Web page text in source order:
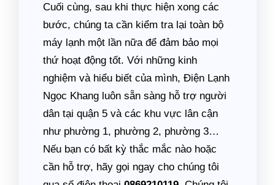
Cuối cùng, sau khi thực hiện xong các
bước, chúng ta cần kiểm tra lại toàn bộ
máy lạnh một lần nữa để đảm bảo mọi
thứ hoạt động tốt. Với những kinh
nghiệm và hiểu biết của mình, Điện Lạnh
Ngọc Khang luôn sẵn sàng hỗ trợ người
dân tại quận 5 và các khu vực lân cận
như phường 1, phường 2, phường 3…
Nếu bạn có bất kỳ thắc mắc nào hoặc
cần hỗ trợ, hãy gọi ngay cho chúng tôi